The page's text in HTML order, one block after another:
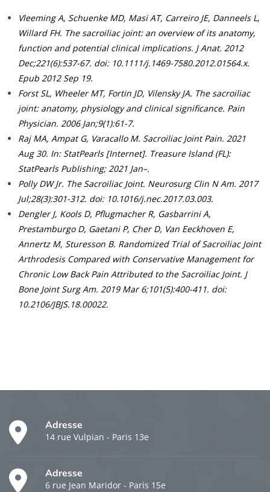
Vleeming A, Schuenke MD, Masi AT, Carreiro JE, Danneels L,
Willard FH. The sacroiliac joint: an overview of its anatomy,
function and potential clinical implications. J Anat. 2012
Dec;221(6):537-67. doi: 10.1111/j.1469-7580.2012.01564.x.
Epub 2012 Sep 19.
Forst SL, Wheeler MT, Fortin JD, Vilensky JA. The sacroiliac
joint: anatomy, physiology and clinical significance. Pain
Physician. 2006 Jan;9(1):61-7.
Raj MA, Ampat G, Varacallo M. Sacroiliac Joint Pain. 2021
Aug 30. In: StatPearls [Internet]. Treasure Island (FL):
StatPearls Publishing; 2021 Jan–.
Polly DW Jr. The Sacroiliac Joint. Neurosurg Clin N Am. 2017
Jul;28(3):301-312. doi: 10.1016/j.nec.2017.03.003.
Dengler J, Kools D, Pflugmacher R, Gasbarrini A,
Prestamburgo D, Gaetani P, Cher D, Van Eeckhoven E,
Annertz M, Sturesson B. Randomized Trial of Sacroiliac Joint
Arthrodesis Compared with Conservative Management for
Chronic Low Back Pain Attributed to the Sacroiliac Joint. J
Bone Joint Surg Am. 2019 Mar 6;101(5):400-411. doi:
10.2106/JBJS.18.00022.
Adresse
14 rue Vulpian - Paris 13e
Adresse
6 rue Jean Maridor - Paris 15e